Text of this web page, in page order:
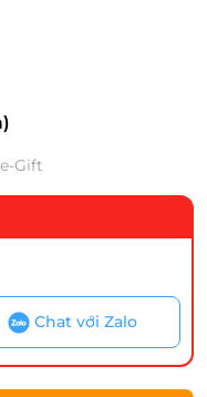
Gift
Chat với Zalo